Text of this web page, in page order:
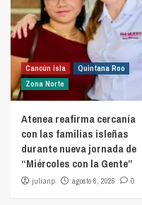
Cancún isla
Quintana Roo
Zona Norte
Atenea reafirma cercanía
con las familias isleñas
durante nueva jornada de
“Miércoles con la Gente”
julianp agosto 6, 2026 0